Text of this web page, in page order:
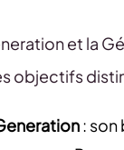
et la
objectifs
: